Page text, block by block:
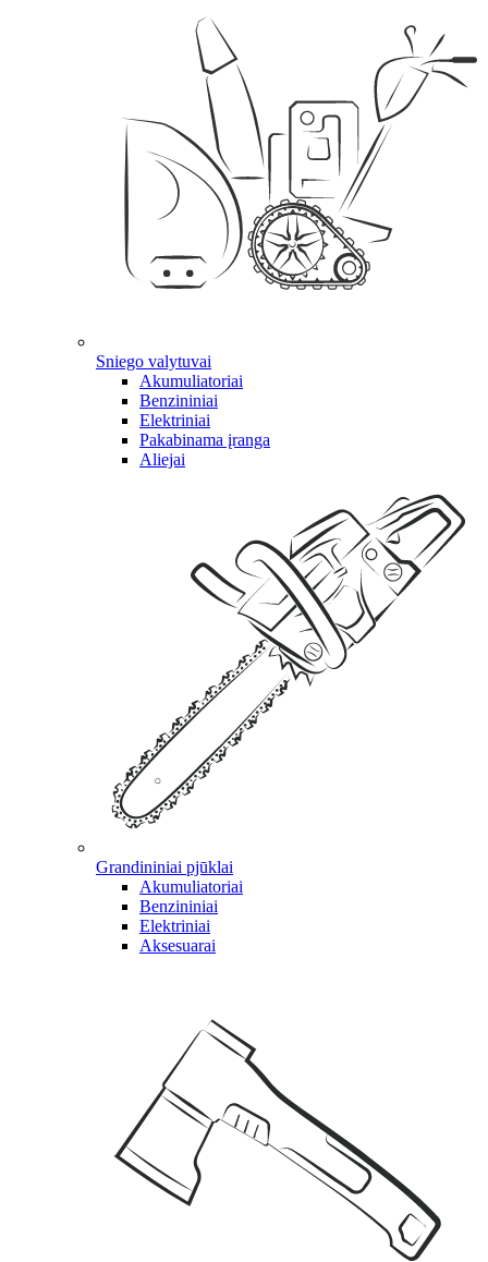
Sniego valytuvai
Akumuliatoriai
Benzininiai
Elektriniai
Pakabinama įranga
Aliejai
Grandininiai pjūklai
Akumuliatoriai
Benzininiai
Elektriniai
Aksesuarai